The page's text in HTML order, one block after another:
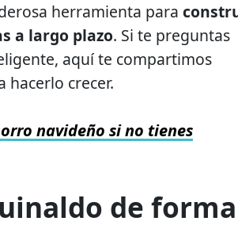
herramienta para
a largo plazo. Si te preguntas
aquí te compartimos
hacerlo crecer.
navideño si no tienes
de forma